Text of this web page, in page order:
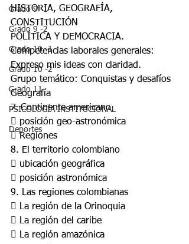
Grado 9 -1
Grado 9 -2
Grado 10 -1
Grado 10 -2
Grado 11
PSICOLOGÍA INSTITUCIONAL
Deportes
HISTORIA, GEOGRAFÍA,
CONSTITUCIÓN
POLÍTICA Y DEMOCRACIA.
Competencias laborales generales:
Expreso mis ideas con claridad.
Grupo temático: Conquistas y desafíos
Geografía
7. Continente americano
 posición geo-astronómica
 Regiones
8. El territorio colombiano
 ubicación geográfica
 posición astronómica
9. Las regiones colombianas
 La región de la Orinoquia
 La región del caribe
 La región amazónica